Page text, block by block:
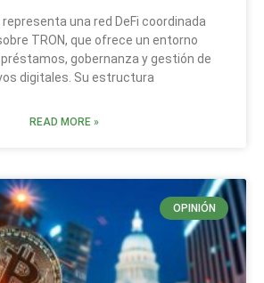
una red DeFi coordinada
TRON, que ofrece un entorno
gobernanza y gestión de
digitales. Su estructura
READ MORE »
OPINIÓN